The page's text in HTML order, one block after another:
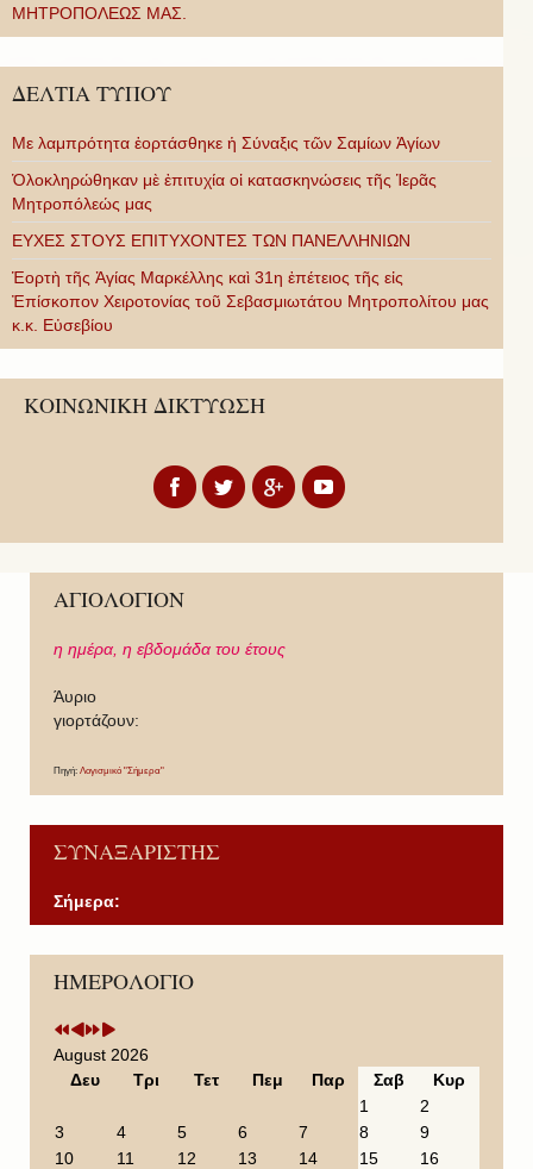
ΜΗΤΡΟΠΟΛΕΩΣ ΜΑΣ.
ΔΕΛΤΙΑ ΤΥΠΟΥ
Με λαμπρότητα ἑορτάσθηκε ἡ Σύναξις τῶν Σαμίων Ἁγίων
Ὁλοκληρώθηκαν μὲ ἐπιτυχία οἱ κατασκηνώσεις τῆς Ἱερᾶς
Μητροπόλεώς μας
ΕΥΧΕΣ ΣΤΟΥΣ ΕΠΙΤΥΧΟΝΤΕΣ ΤΩΝ ΠΑΝΕΛΛΗΝΙΩΝ
Ἑορτὴ τῆς Ἁγίας Μαρκέλλης καὶ 31η ἐπέτειος τῆς εἰς
Ἐπίσκοπον Χειροτονίας τοῦ Σεβασμιωτάτου Μητροπολίτου μας
κ.κ. Εὐσεβίου
ΚΟΙΝΩΝΙΚΗ ΔΙΚΤΥΩΣΗ
ΑΓΙΟΛΟΓΙΟΝ
η ημέρα, η εβδομάδα του έτους
Άυριο
γιορτάζουν:
Πηγή: Λογισμικό "Σήμερα"
ΣΥΝΑΞΑΡΙΣΤΗΣ
Σήμερα:
ΗΜΕΡΟΛΟΓΙΟ
P
r
v
i
P
r
v
i
o
N
e
t
Y
e
N
e
t
M
August 2026
Δευ
Τρι Τετ Πεμ Παρ Σαβ
Κυρ
1
2
3
4 5 6 7 8
9
10
11 12 13 14 15 16